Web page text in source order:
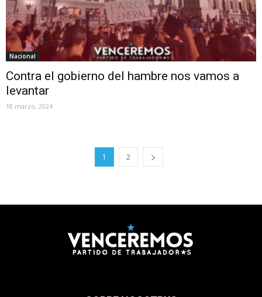
Nacional
Contra el gobierno del hambre nos vamos a
levantar
18 marzo, 2024
1 2